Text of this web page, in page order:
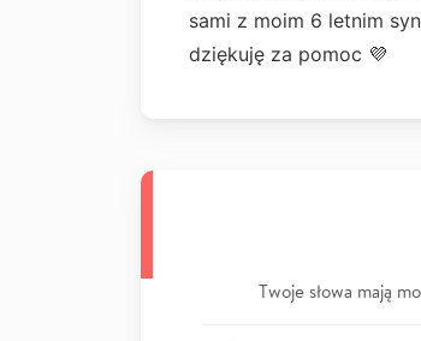
sami z moim 6 letnim
dziękuję za pomoc 💜
Twoje słowa mają